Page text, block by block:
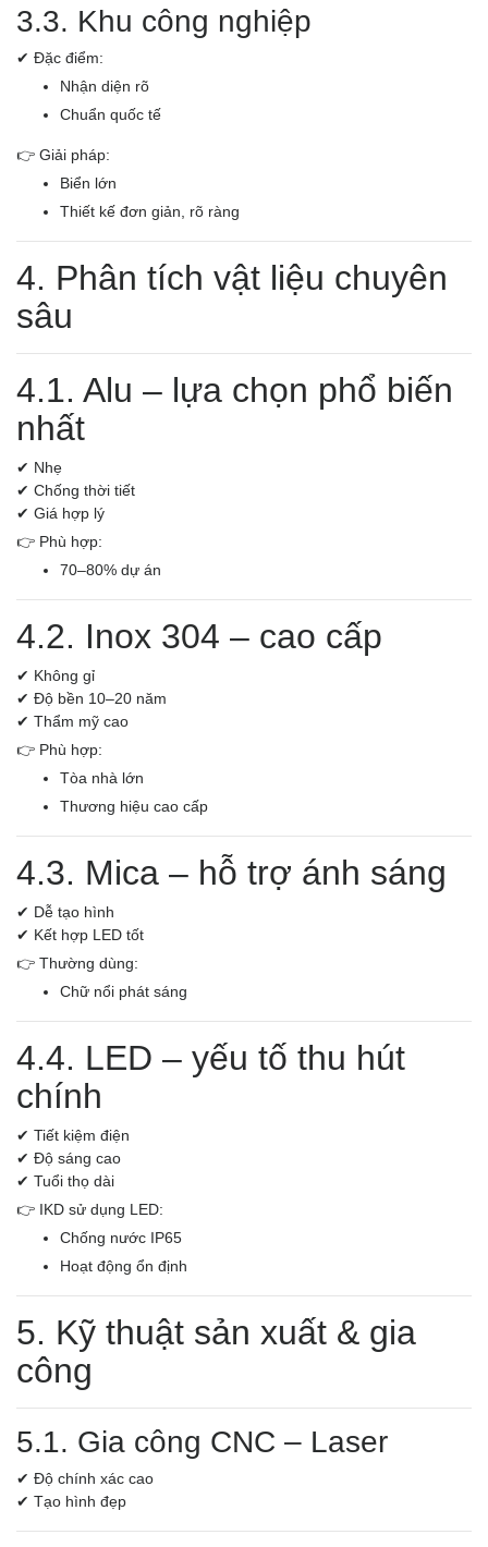
3.3. Khu công nghiệp
✔ Đặc điểm:
Nhận diện rõ
Chuẩn quốc tế
👉 Giải pháp:
Biển lớn
Thiết kế đơn giản, rõ ràng
4. Phân tích vật liệu chuyên
sâu
4.1. Alu – lựa chọn phổ biến
nhất
✔ Nhẹ
✔ Chống thời tiết
✔ Giá hợp lý
👉 Phù hợp:
70–80% dự án
4.2. Inox 304 – cao cấp
✔ Không gỉ
✔ Độ bền 10–20 năm
✔ Thẩm mỹ cao
👉 Phù hợp:
Tòa nhà lớn
Thương hiệu cao cấp
4.3. Mica – hỗ trợ ánh sáng
✔ Dễ tạo hình
✔ Kết hợp LED tốt
👉 Thường dùng:
Chữ nổi phát sáng
4.4. LED – yếu tố thu hút
chính
✔ Tiết kiệm điện
✔ Độ sáng cao
✔ Tuổi thọ dài
👉 IKD sử dụng LED:
Chống nước IP65
Hoạt động ổn định
5. Kỹ thuật sản xuất & gia
công
5.1. Gia công CNC – Laser
✔ Độ chính xác cao
✔ Tạo hình đẹp